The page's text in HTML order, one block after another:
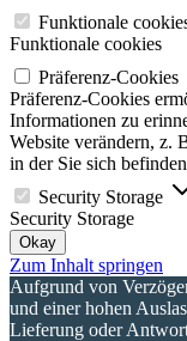
Funktionale
Funktionale cookies
Präferenz-Cookies
Präferenz-Cookies
Informationen zu
Website verändern, z.
in der Sie sich
Security Storage
Security Storage
Okay
Zum Inhalt springen
Aufgrund von
und einer hohen
Lieferung oder